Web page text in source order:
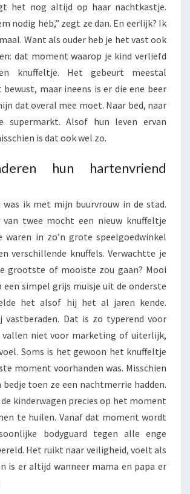
het nog altijd op haar nachtkastje.
nodig heb,” zegt ze dan. En eerlijk? Ik
Want als ouder heb je het vast ook
dat moment waarop je kind verliefd
knuffeltje. Het gebeurt meestal
maar ineens is er die ene beer
dat overal mee moet. Naar bed, naar
supermarkt. Alsof hun leven ervan
is dat ook wel zo.
hun hartenvriend
was ik met mijn buurvrouw in de stad.
twee mocht een nieuw knuffeltje
waren in zo’n grote speelgoedwinkel
verschillende knuffels. Verwachtte je
grootste of mooiste zou gaan? Mooi
een simpel grijs muisje uit de onderste
het alsof hij het al jaren kende.
vastberaden. Dat is zo typerend voor
vallen niet voor marketing of uiterlijk,
Soms is het gewoon het knuffeltje
moment voorhanden was. Misschien
toen ze een nachtmerrie hadden.
kinderwagen precies op het moment
te huilen. Vanaf dat moment wordt
bodyguard tegen alle enge
Het ruikt naar veiligheid, voelt als
is er altijd wanneer mama en papa er